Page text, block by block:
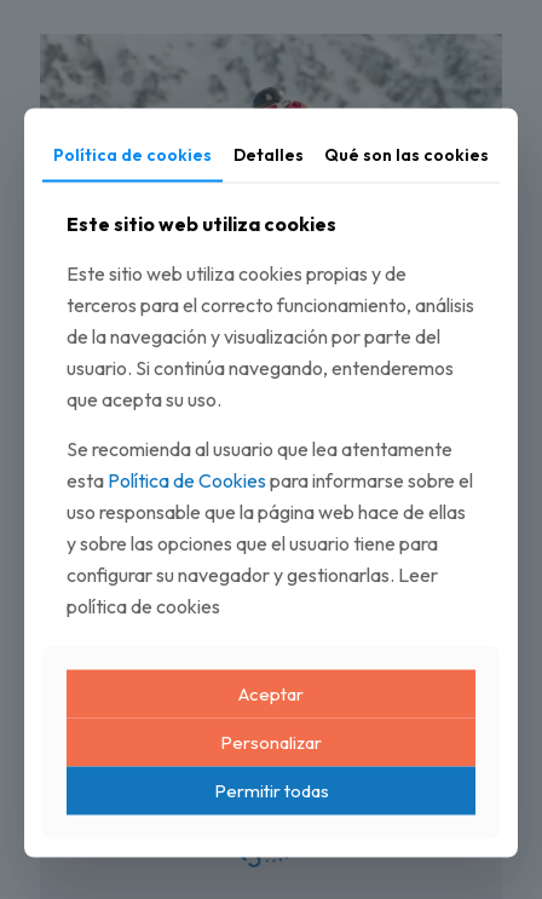
Política de cookies Detalles Qué son las cookies
Este sitio web utiliza cookies
Este sitio web utiliza cookies propias y de
terceros para el correcto funcionamiento, análisis
de la navegación y visualización por parte del
usuario. Si continúa navegando, entenderemos
que acepta su uso.
Se recomienda al usuario que lea atentamente
esta Política de Cookiespara informarse sobre el
uso responsable que la página web hace de ellas
y sobre las opciones que el usuario tiene para
configurar su navegador y gestionarlas. Leer
política de cookies
Aceptar
Personalizar
Permitir todas